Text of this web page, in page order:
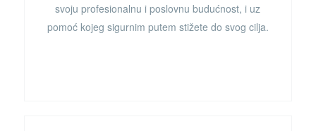
svoju profesionalnu i poslovnu budućnost, i uz
pomoć kojeg sigurnim putem stižete do svog cilja.